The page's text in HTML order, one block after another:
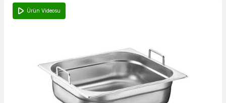
Ürün Videosu